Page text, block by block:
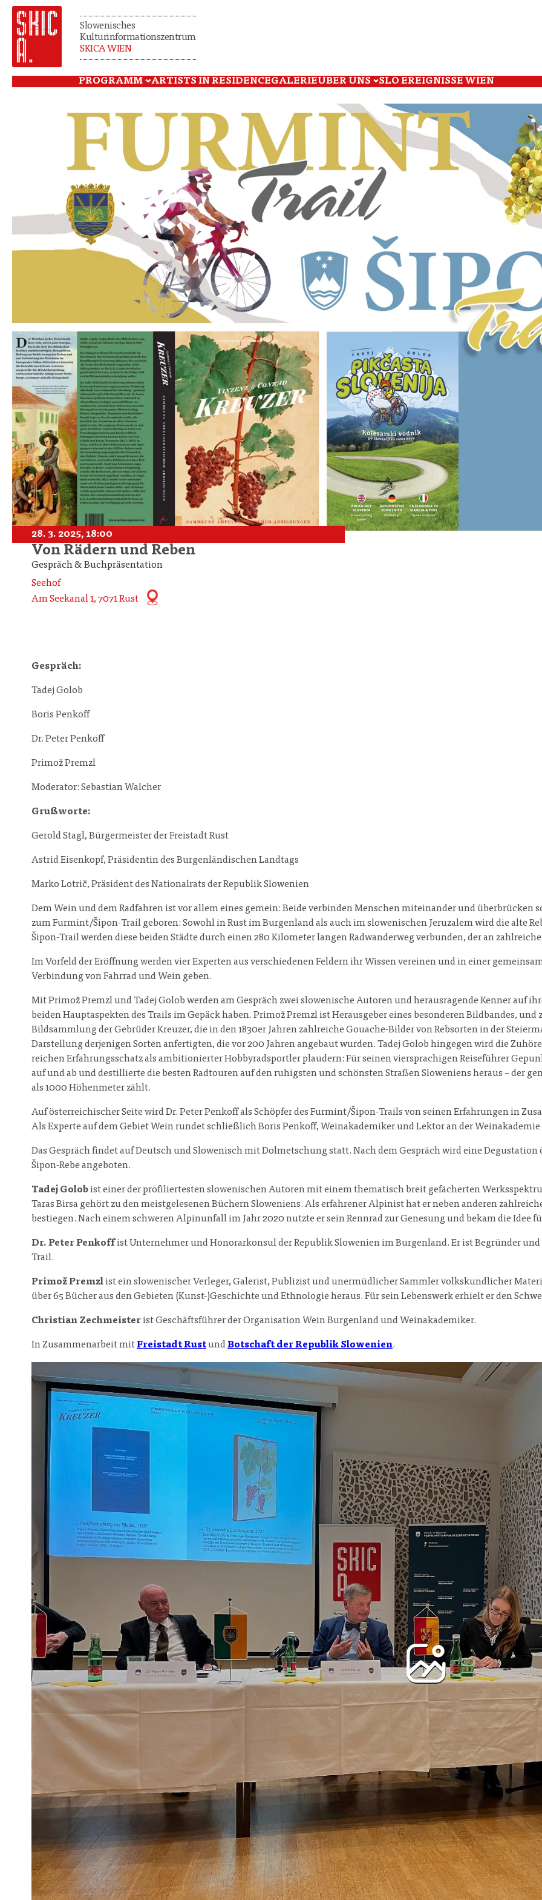
Slowenisches
Kulturinformationszentrum
SKICA WIEN
PROGRAMM ARTISTS IN RESIDENCEGALERIEÜBER UNS SLO EREIGNISSE WIEN
28. 3. 2025, 18:00
Von Rädern und Reben
Gespräch & Buchpräsentation
Seehof
Am Seekanal 1, 7071 Rust
Gespräch:
Tadej Golob
Boris Penkoff
Dr. Peter Penkoff
Primož Premzl
Moderator: Sebastian Walcher
Grußworte:
Gerold Stagl, Bürgermeister der Freistadt Rust
Astrid Eisenkopf, Präsidentin des Burgenländischen Landtags
Marko Lotrič, Präsident des Nationalrats der Republik Slowenien
Dem Wein und dem Radfahren ist vor allem eines gemein: Beide verbinden Menschen miteinander und überbrücken
zum Furmint/Šipon-Trail geboren: Sowohl in Rust im Burgenland als auch im slowenischen Jeruzalem wird die alte
Šipon-Trail werden diese beiden Städte durch einen 280 Kilometer langen Radwanderweg verbunden, der an
Im Vorfeld der Eröffnung werden vier Experten aus verschiedenen Feldern ihr Wissen vereinen und in einer
Verbindung von Fahrrad und Wein geben.
Mit Primož Premzl und Tadej Golob werden am Gespräch zwei slowenische Autoren und herausragende Kenner auf
beiden Hauptaspekten des Trails im Gepäck haben. Primož Premzl ist Herausgeber eines besonderen Bildbandes,
Bildsammlung der Gebrüder Kreuzer, die in den 1830er Jahren zahlreiche Gouache-Bilder von Rebsorten in der
Darstellung derjenigen Sorten anfertigten, die vor 200 Jahren angebaut wurden. Tadej Golob hingegen wird die
reichen Erfahrungsschatz als ambitionierter Hobbyradsportler plaudern: Für seinen viersprachigen Reiseführer
auf und ab und destillierte die besten Radtouren auf den ruhigsten und schönsten Straßen Sloweniens heraus – der
als 1000 Höhenmeter zählt.
Auf österreichischer Seite wird Dr. Peter Penkoff als Schöpfer des Furmint/Šipon-Trails von seinen Erfahrungen in
Als Experte auf dem Gebiet Wein rundet schließlich Boris Penkoff, Weinakademiker und Lektor an der Weinakademie
Das Gespräch findet auf Deutsch und Slowenisch mit Dolmetschung statt. Nach dem Gespräch wird eine
Šipon-Rebe angeboten.
Tadej Golobist einer der profiliertesten slowenischen Autoren mit einem thematisch breit gefächerten
Taras Birsa gehört zu den meistgelesenen Büchern Sloweniens. Als erfahrener Alpinist hat er neben anderen
bestiegen. Nach einem schweren Alpinunfall im Jahr 2020 nutzte er sein Rennrad zur Genesung und bekam die Idee
Dr. Peter Penkoffist Unternehmer und Honorarkonsul der Republik Slowenien im Burgenland. Er ist Begründer
Trail.
Primož Premzlist ein slowenischer Verleger, Galerist, Publizist und unermüdlicher Sammler volkskundlicher
über 65 Bücher aus den Gebieten (Kunst-)Geschichte und Ethnologie heraus. Für sein Lebenswerk erhielt er den
Christian Zechmeisterist Geschäftsführer der Organisation Wein Burgenland und Weinakademiker.
In Zusammenarbeit mitFreistadt RustundBotschaft der Republik Slowenien.